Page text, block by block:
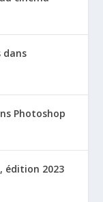
dans
Photoshop
édition 2023